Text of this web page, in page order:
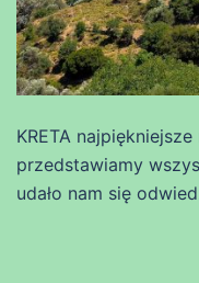
KRETA
przedstawiamy
udało nam się